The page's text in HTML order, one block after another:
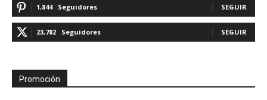
1,844 Seguidores SEGUIR
23,782 Seguidores SEGUIR
Promoción